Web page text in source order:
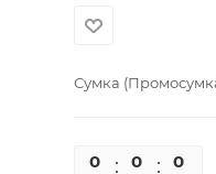
Сумка
0 0 0